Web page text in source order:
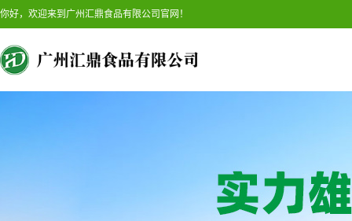
你好，欢迎来到广州汇鼎食品有限公司官网！